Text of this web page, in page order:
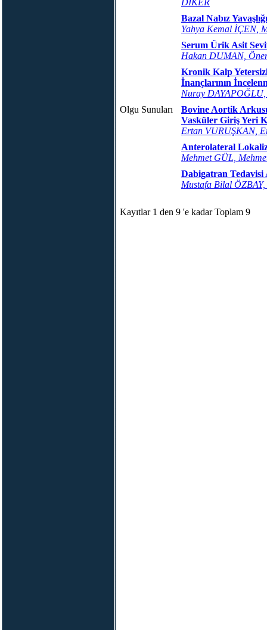
DİKER
Bazal Nabız
Yahya Kemal İÇEN,
Serum Ürik Asit
Hakan DUMAN,
Kronik Kalp
İnançlarının
Nuray
Olgu Sunuları
Bovine Aortik
Vasküler Giriş Yeri
Ertan VURUŞKAN,
Anterolateral
Mehmet GÜL,
Dabigatran Tedavisi
Mustafa Bilal
Kayıtlar 1 den 9 'e kadar Toplam 9